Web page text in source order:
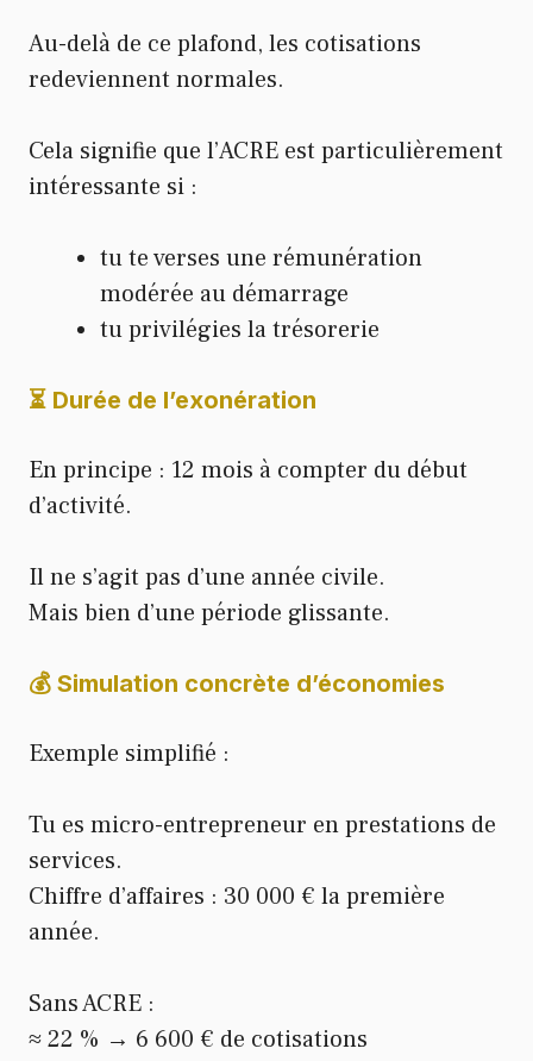
Au-delà de ce plafond, les cotisations
redeviennent normales.
Cela signifie que l’ACRE est particulièrement
intéressante si :
tu te verses une rémunération
modérée au démarrage
tu privilégies la trésorerie
⏳ Durée de l’exonération
En principe : 12 mois à compter du début
d’activité.
Il ne s’agit pas d’une année civile.
Mais bien d’une période glissante.
💰 Simulation concrète d’économies
Exemple simplifié :
Tu es micro-entrepreneur en prestations de
services.
Chiffre d’affaires : 30 000 € la première
année.
Sans ACRE :
≈ 22 % → 6 600 € de cotisations